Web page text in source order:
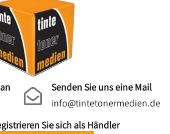
Senden Sie uns eine Mail
info@tintetonermedien.de
Sie sich als Händler